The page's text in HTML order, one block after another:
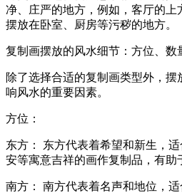
净、庄严的地方，例如，客厅的
摆放在卧室、厨房等污秽的地方。
复制画摆放的风水细节：方位、数
除了选择合适的复制画类型外，
响风水的重要因素。
方位：
东方： 东方代表着希望和新生，
安等寓意吉祥的画作复制品，有助
南方： 南方代表着名声和地位，